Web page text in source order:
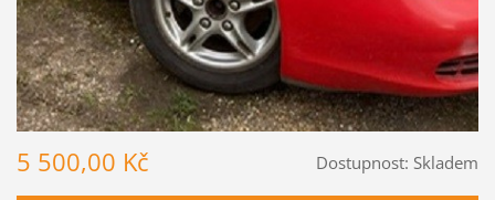
Dostupnost: Skladem
5 500,00 Kč